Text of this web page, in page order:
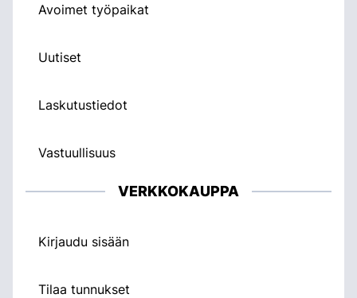
Avoimet työpaikat
Uutiset
Laskutustiedot
Vastuullisuus
VERKKOKAUPPA
Kirjaudu sisään
Tilaa tunnukset